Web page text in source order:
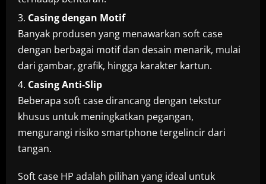
Casing dengan Motif
Banyak produsen yang menawarkan soft case
dengan berbagai motif dan desain menarik, mulai
dari gambar, grafik, hingga karakter kartun.
Casing Anti-Slip
Beberapa soft case dirancang dengan tekstur
khusus untuk meningkatkan pegangan,
mengurangi risiko smartphone tergelincir dari
tangan.
Soft case HP adalah pilihan yang ideal untuk